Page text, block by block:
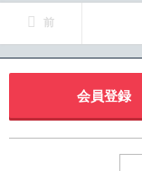
前
会員登録